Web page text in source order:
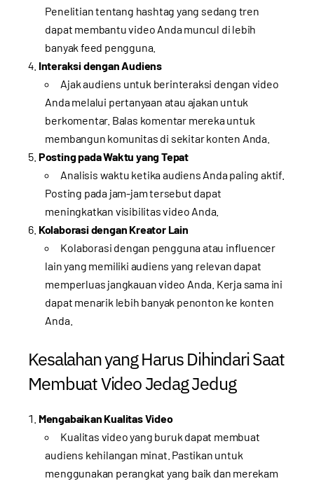
Penelitian tentang hashtag yang sedang tren
dapat membantu video Anda muncul di lebih
banyak feed pengguna.
Interaksi dengan Audiens
Ajak audiens untuk berinteraksi dengan video
Anda melalui pertanyaan atau ajakan untuk
berkomentar. Balas komentar mereka untuk
membangun komunitas di sekitar konten Anda.
Posting pada Waktu yang Tepat
Analisis waktu ketika audiens Anda paling aktif.
Posting pada jam-jam tersebut dapat
meningkatkan visibilitas video Anda.
Kolaborasi dengan Kreator Lain
Kolaborasi dengan pengguna atau influencer
lain yang memiliki audiens yang relevan dapat
memperluas jangkauan video Anda. Kerja sama ini
dapat menarik lebih banyak penonton ke konten
Anda.
Kesalahan yang Harus Dihindari Saat
Membuat Video Jedag Jedug
Mengabaikan Kualitas Video
Kualitas video yang buruk dapat membuat
audiens kehilangan minat. Pastikan untuk
menggunakan perangkat yang baik dan merekam